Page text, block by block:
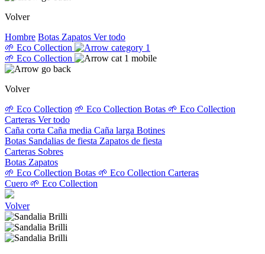
Volver
Hombre Botas Zapatos Ver todo
🌱 Eco Collection
🌱 Eco Collection
Volver
🌱 Eco Collection 🌱 Eco Collection Botas 🌱 Eco Collection
Carteras Ver todo
Caña corta Caña media Caña larga Botines
Botas Sandalias de fiesta Zapatos de fiesta
Carteras Sobres
Botas Zapatos
🌱 Eco Collection Botas 🌱 Eco Collection Carteras
Cuero 🌱 Eco Collection
Volver